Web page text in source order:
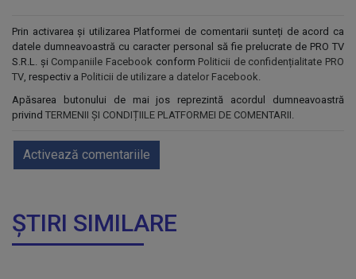
Prin activarea și utilizarea Platformei de comentarii sunteți de acord ca
datele dumneavoastră cu caracter personal să fie prelucrate de PRO TV
S.R.L. și Companiile Facebook conform Politicii de confidențialitate PRO
TV, respectiv a Politicii de utilizare a datelor Facebook.
Apăsarea butonului de mai jos reprezintă acordul dumneavoastră
privind TERMENII ȘI CONDIȚIILE PLATFORMEI DE COMENTARII.
Activează comentariile
ȘTIRI SIMILARE